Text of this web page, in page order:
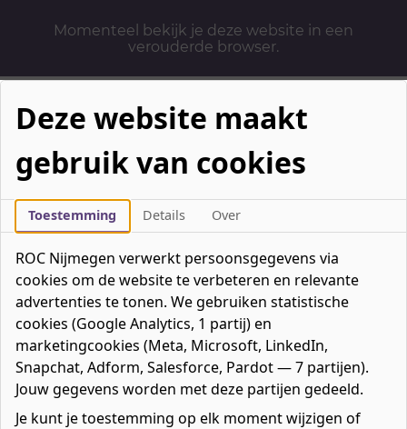
Momenteel bekijk je deze website in een
verouderde browser.
Mbo-opleidingen
Werken & Leren
Mavo / havo / vwo
Contact
Over ons
Bedrijven
Favorieten0favorieten
Mijn ROC
Zoeken
Deze website maakt
gebruik van cookies
Toestemming Details Over
ROC Nijmegen verwerkt persoonsgegevens via
cookies om de website te verbeteren en relevante
advertenties te tonen. We gebruiken statistische
cookies (Google Analytics, 1 partij) en
marketingcookies (Meta, Microsoft, LinkedIn,
Snapchat, Adform, Salesforce, Pardot — 7 partijen).
Jouw gegevens worden met deze partijen gedeeld.
Je kunt je toestemming op elk moment wijzigen of